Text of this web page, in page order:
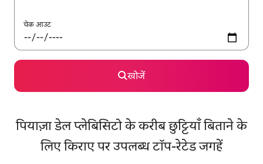
चेक आउट
खोजें
पियाज़ा डेल प्लेबिसिटो के करीब छुट्टियाँ बिताने के
लिए किराए पर उपलब्ध टॉप-रेटेड जगहें